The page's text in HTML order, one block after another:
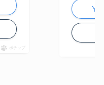
ポチップ